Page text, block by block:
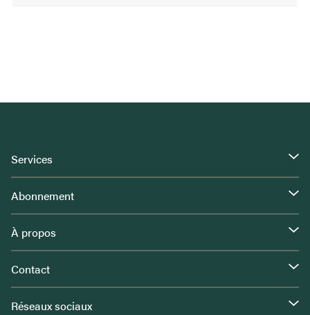
Services
Abonnement
À propos
Contact
Réseaux sociaux